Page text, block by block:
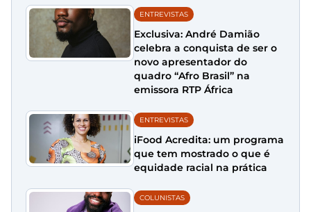
ENTREVISTAS
Exclusiva: André Damião
celebra a conquista de ser o
novo apresentador do
quadro “Afro Brasil” na
emissora RTP África
ENTREVISTAS
iFood Acredita: um programa
que tem mostrado o que é
equidade racial na prática
COLUNISTAS